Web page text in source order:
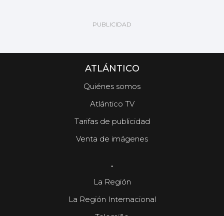
ATLÁNTICO
Quiénes somos
Atlántico TV
Tarifas de publicidad
Venta de imágenes
.
La Región
La Región Internacional